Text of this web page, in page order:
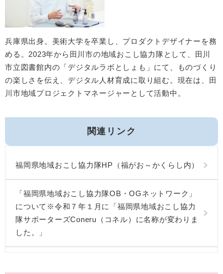
兵庫県出身。美術大学を卒業し、プロダクトデザイナーを務
める。2023年から田川市の地域おこし協力隊として、田川
市立図書館内の「デジタルラボとしょも」にて、ものづくり
の楽しさを伝え、デジタル人材育成に取り組む。現在は、田
川市地域プロジェクトマネージャーとして活動中。
関連リンク
福岡県地域おこし協力隊HP（福がお～かくらし内）
「福岡県地域おこし協力隊OB・OGネットワーク」
について※令和７年１月に「福岡県地域おこし協力
隊サポーターズConeru（コネル）に名称が変わりま
した。」